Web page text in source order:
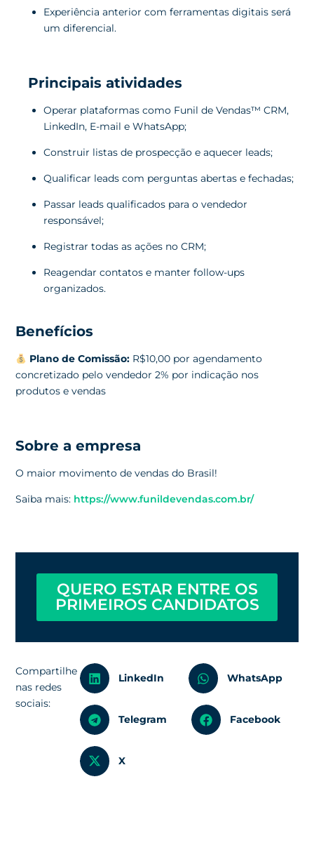
Experiência anterior com ferramentas digitais será
um diferencial.
Principais atividades
Operar plataformas como Funil de Vendas™ CRM,
LinkedIn, E-mail e WhatsApp;
Construir listas de prospecção e aquecer leads;
Qualificar leads com perguntas abertas e fechadas;
Passar leads qualificados para o vendedor
responsável;
Registrar todas as ações no CRM;
Reagendar contatos e manter follow-ups
organizados.
Benefícios
Plano de Comissão: R$10,00 por agendamento
concretizado pelo vendedor 2% por indicação nos
produtos e vendas
Sobre a empresa
O maior movimento de vendas do Brasil!
Saiba mais: https://www.funildevendas.com.br/
QUERO ESTAR ENTRE OS
PRIMEIROS CANDIDATOS
Compartilhe
nas redes
sociais:
LinkedIn WhatsApp
Telegram Facebook
X